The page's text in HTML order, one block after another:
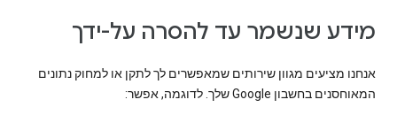
מידע שנשמר עד להסרה על-ידך
אנחנו מציעים מגוון שירותים שמאפשרים לך לתקן או למחוק נתונים
המאוחסנים בחשבון Google שלך. לדוגמה, אפשר: